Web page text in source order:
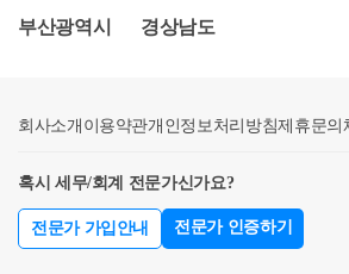
경우에 적용되는 규정입니다.​따라서
득하신 것을 양도세 신고 이후에 깨닫
택으로 착각하고 양도하는 경우→ 위
입주권을 승계취득하여 준공되었을
로 착각하여 양도하는 경우 일시적 1
정에 참고하시면 됩니다.참고로 신규
있습니다. 따라서 실제 잔금을 23일에
t;주요 경력&gt;- 약 37,000건 이상의
500건 이상의 경정청구를 통한 약 25
급- 세무사 플랫폼 '택슬리' 상담 및 후
이 된 경우, ｢소득세법 시행령｣ 제155
다.이 경우 다가구주택을 1인으로부
하나의 주택으로 보는 것입니다.상세
계’19.10.예정A주택취득양도’21.1.B
(신축)’19.10.A주택 취득(조정대상지
부산광역시 경상남도
회사소개 이용약관개인정보처리방침제휴문의
혹시 세무/회계 전문가신가요?
전문가 가입안내 전문가 인증하기